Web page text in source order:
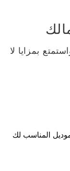
بمزايا لا
المناسب لك